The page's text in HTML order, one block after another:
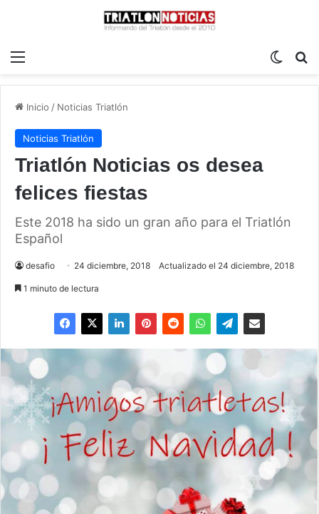
Inicio / Noticias Triatlón
Noticias Triatlón
Triatlón Noticias os desea
felices fiestas
Este 2018 ha sido un gran año para el Triatlón
Español
desafio 24 diciembre, 2018 Actualizado el 24 diciembre, 2018
1 minuto de lectura